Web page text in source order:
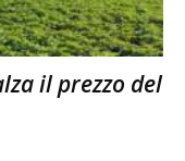
il prezzo del